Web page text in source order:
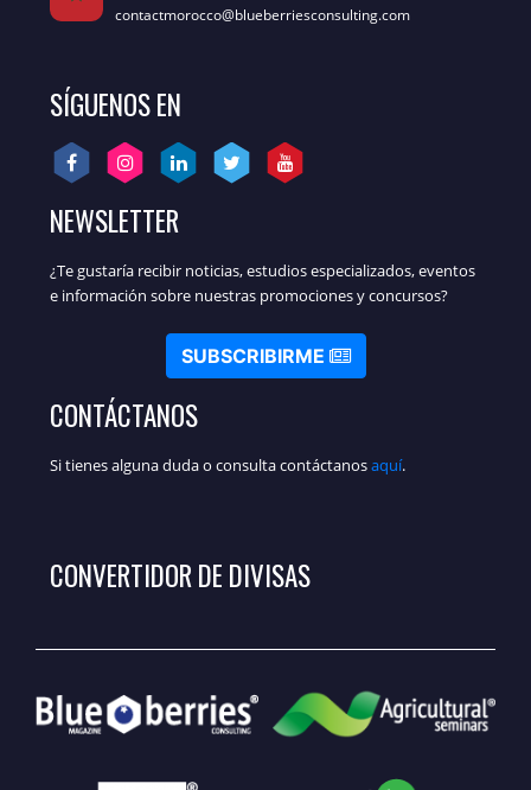
contactmorocco@blueberriesconsulting.com
SÍGUENOS EN
NEWSLETTER
¿Te gustaría recibir noticias, estudios especializados, eventos
e información sobre nuestras promociones y concursos?
SUBSCRIBIRME
CONTÁCTANOS
Si tienes alguna duda o consulta contáctanosaquí.
CONVERTIDOR DE DIVISAS